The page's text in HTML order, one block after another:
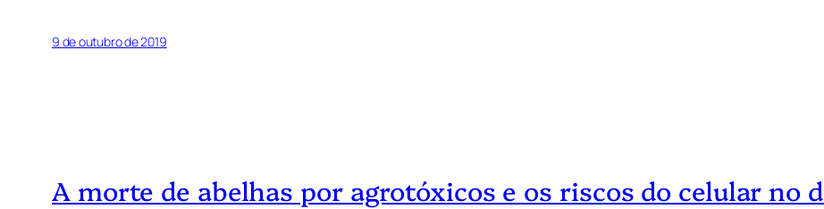
9 de outubro de 2019
A morte de abelhas por agrotóxicos e os riscos do celular no